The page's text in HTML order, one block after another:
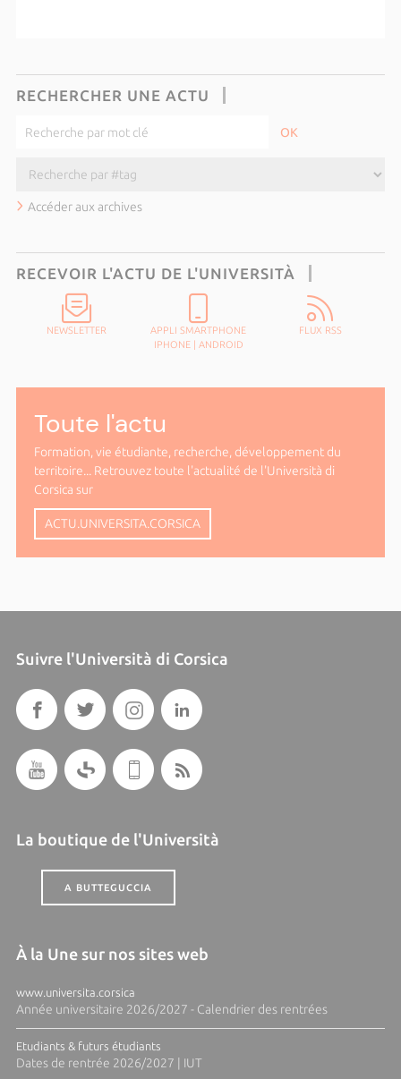
RECHERCHER UNE ACTU
Accéder aux archives
RECEVOIR L'ACTU DE L'UNIVERSITÀ
NEWSLETTER
APPLI SMARTPHONE
IPHONE| ANDROID
FLUX RSS
Toute l'actu
Formation, vie étudiante, recherche, développement du
territoire... Retrouvez toute l'actualité de l'Università di
Corsica sur
ACTU.UNIVERSITA.CORSICA
Suivre l'Università di Corsica
La boutique de l'Università
A BUTTEGUCCIA
À la Une sur nos sites web
www.universita.corsica
Année universitaire 2026/2027 - Calendrier des rentrées
Etudiants & futurs étudiants
Dates de rentrée 2026/2027 | IUT